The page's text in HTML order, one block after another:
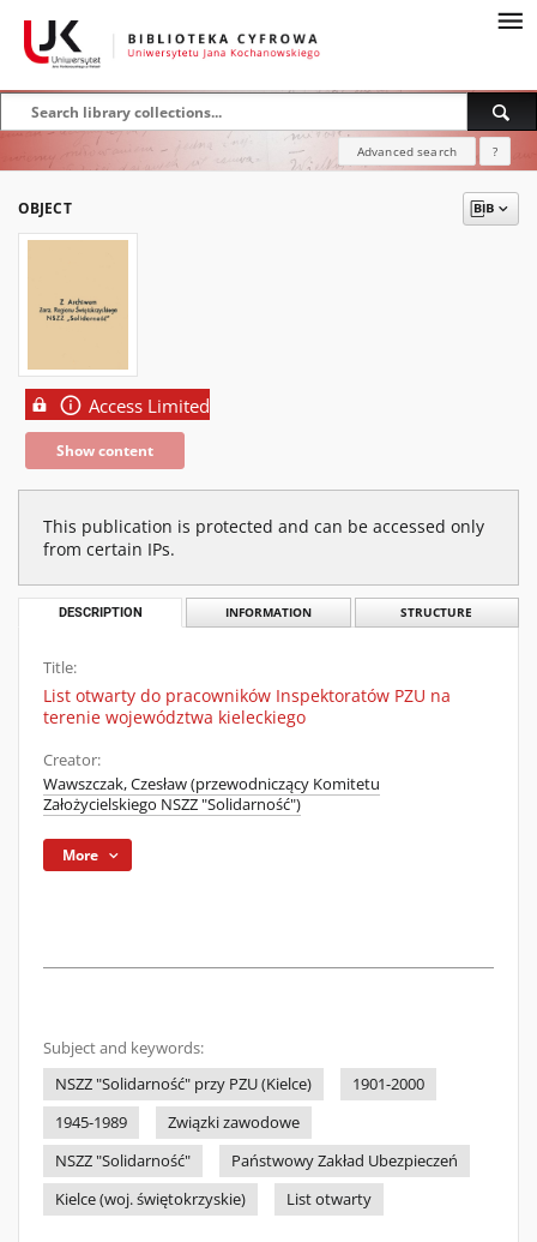
Advanced search ?
OBJECT
Access Limited
Show content
This publication is protected and can be accessed only
from certain IPs.
DESCRIPTION INFORMATION STRUCTURE
Title:
List otwarty do pracowników Inspektoratów PZU na
terenie województwa kieleckiego
Creator:
Wawszczak, Czesław (przewodniczący Komitetu
Założycielskiego NSZZ "Solidarność")
More
Subject and keywords:
NSZZ "Solidarność" przy PZU (Kielce)
1901-2000
1945-1989
Związki zawodowe
NSZZ "Solidarność"
Państwowy Zakład Ubezpieczeń
Kielce (woj. świętokrzyskie)
List otwarty